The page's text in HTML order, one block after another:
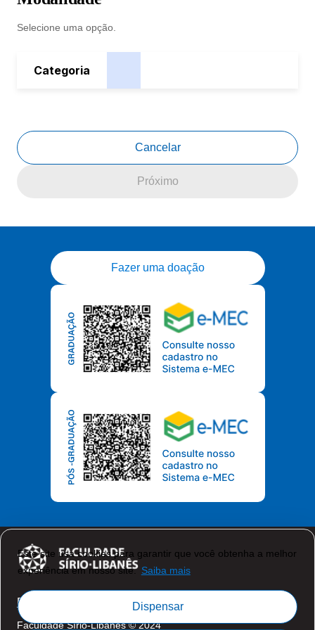
Este site usa cookies para garantir que você obtenha a melhor
experiência em nosso site. Saiba mais
Dispensar
Selecione uma opção.
Categoria
Cancelar
Próximo
Fazer uma doação
Política de Privacidade
Faculdade Sírio-Libanês © 2024